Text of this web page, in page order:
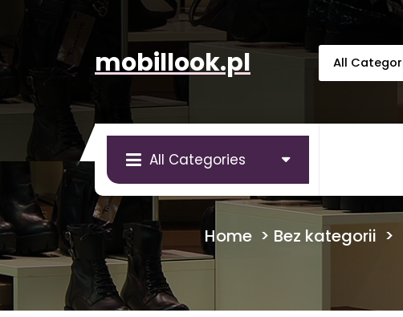
mobillook.pl
All Categories
Home > Bez kategorii >